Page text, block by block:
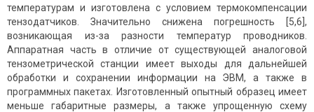
температурам и изготовлена с условием термокомпенсации
тензодатчиков. Значительно снижена погрешность [5,6],
возникающая из-за разности температур проводников.
Аппаратная часть в отличие от существующей аналоговой
тензометрической станции имеет выходы для дальнейшей
обработки и сохранении информации на ЭВМ, а также в
программных пакетах. Изготовленный опытный образец имеет
меньше габаритные размеры, а также упрощенную схему